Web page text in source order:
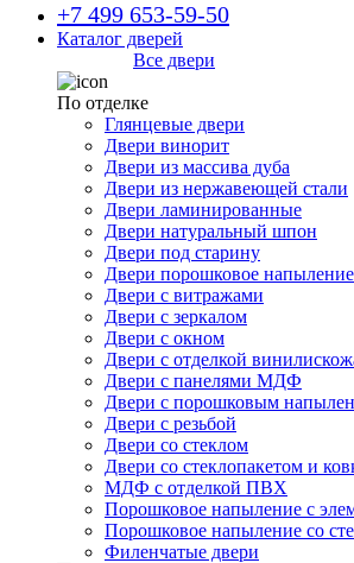
+7 499 653-59-50
Каталог дверей
Все двери
По отделке
Глянцевые двери
Двери винорит
Двери из массива дуба
Двери из нержавеющей стали
Двери ламинированные
Двери натуральный шпон
Двери под старину
Двери порошковое
Двери с витражами
Двери с зеркалом
Двери с окном
Двери с отделкой
Двери с панелями МДФ
Двери с порошковым
Двери с резьбой
Двери со стеклом
Двери со стеклопакетом и
МДФ с отделкой ПВХ
Порошковое напыление с
Порошковое напыление со
Филенчатые двери